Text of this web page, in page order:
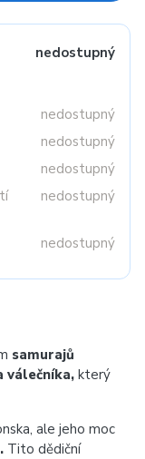
nedostupný
nedostupný
nedostupný
nedostupný
nedostupný
nedostupný
samurajů
válečníka, který
ale jeho moc
Tito dědiční